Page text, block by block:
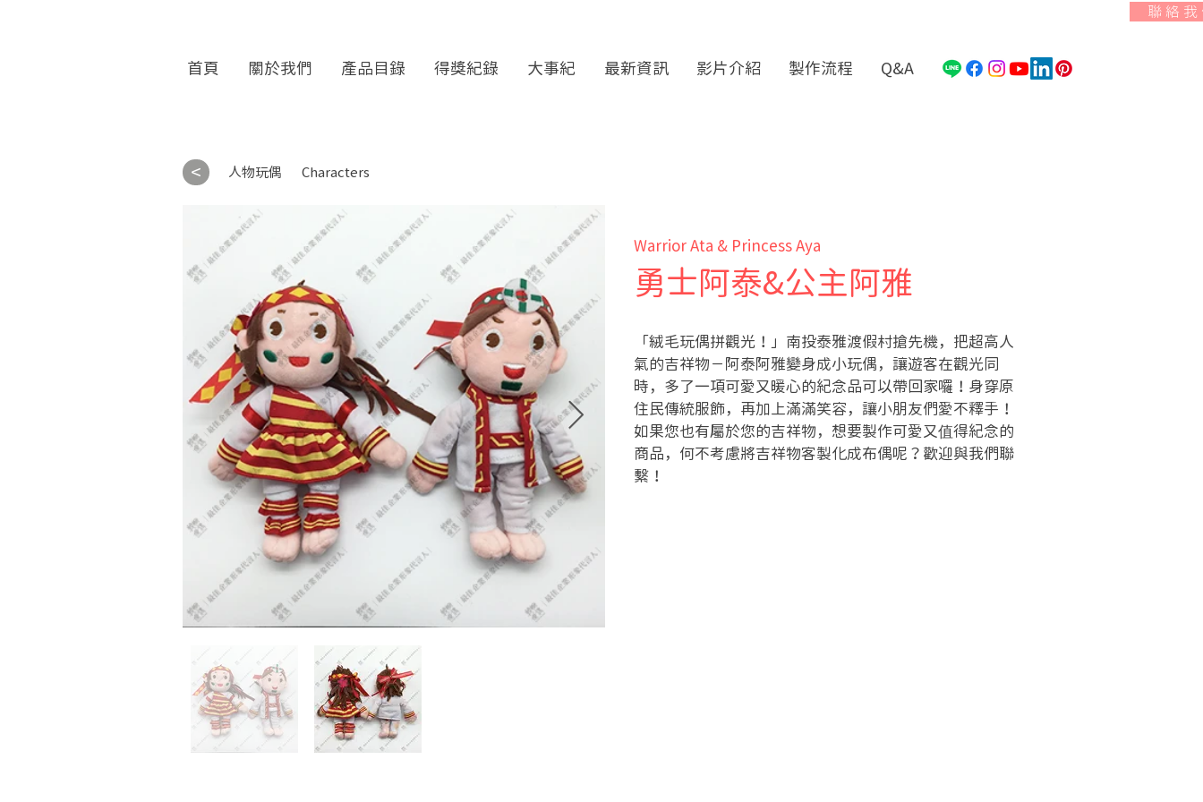
首頁 關於我們 產品目錄 得獎紀錄 大事紀 最新資訊 影片介紹 製作流程 Q&A
聯 絡 我
< 人物玩偶 Characters
Warrior Ata & Princess Aya
勇士阿泰&公主阿雅
「絨毛玩偶拼觀光！」南投泰雅渡假村搶先機，把超高人
氣的吉祥物－阿泰阿雅變身成小玩偶，讓遊客在觀光同
時，多了一項可愛又暖心的紀念品可以帶回家囉！身穿原
住民傳統服飾，再加上滿滿笑容，讓小朋友們愛不釋手！
如果您也有屬於您的吉祥物，想要製作可愛又值得紀念的
商品，何不考慮將吉祥物客製化成布偶呢？歡迎與我們聯
繫！